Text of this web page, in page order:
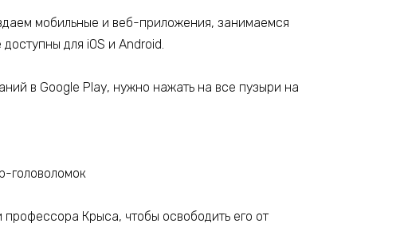
мобильные и веб-приложения, занимаемся
для iOS и Android.
в Google Play, нужно нажать на все пузыри на
Крыса, чтобы освободить его от